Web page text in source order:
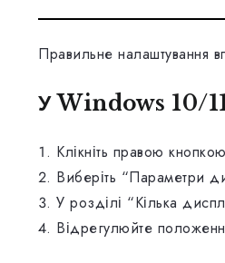
Правильне налаштування
У Windows 10/
Клікніть правою
Виберіть “Параметри
У розділі “Кілька
Відрегулюйте